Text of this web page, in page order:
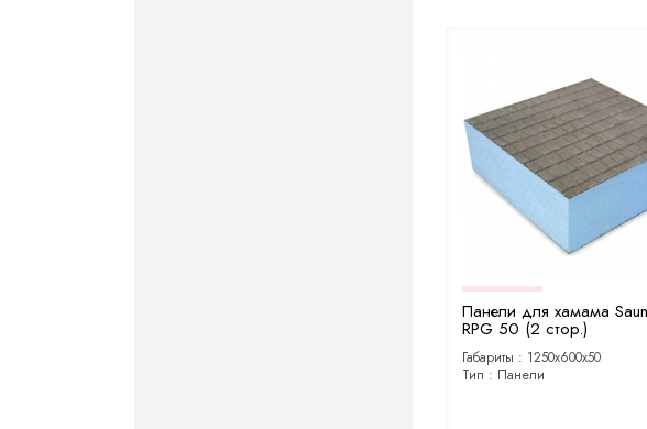
Панели для хамама
RPG 50 (2 стор.)
Габариты : 1250х600х50
Тип : Панели